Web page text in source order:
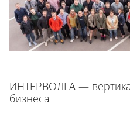
ИНТЕРВОЛГА —
бизнеса